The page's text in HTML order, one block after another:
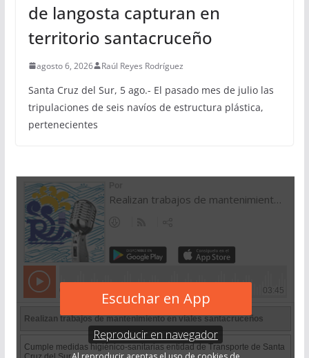
de langosta capturan en
territorio santacruceño
agosto 6, 2026 Raúl Reyes Rodríguez
Santa Cruz del Sur, 5 ago.- El pasado mes de julio las
tripulaciones de seis navíos de estructura plástica,
pertenecientes